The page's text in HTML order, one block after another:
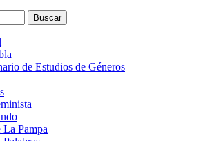
Buscar
de Estudios de Géneros
La Pampa